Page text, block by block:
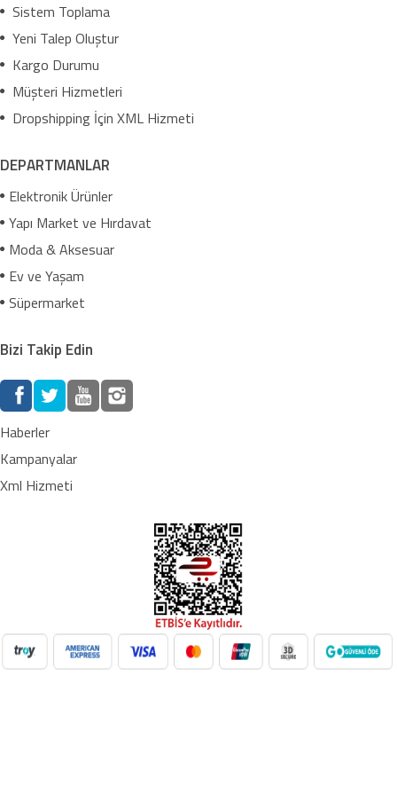
Sistem Toplama
Yeni Talep Oluştur
Kargo Durumu
Müşteri Hizmetleri
Dropshipping İçin XML Hizmeti
DEPARTMANLAR
Elektronik Ürünler
Yapı Market ve Hırdavat
Moda & Aksesuar
Ev ve Yaşam
Süpermarket
Bizi Takip Edin
Haberler
Kampanyalar
Xml Hizmeti